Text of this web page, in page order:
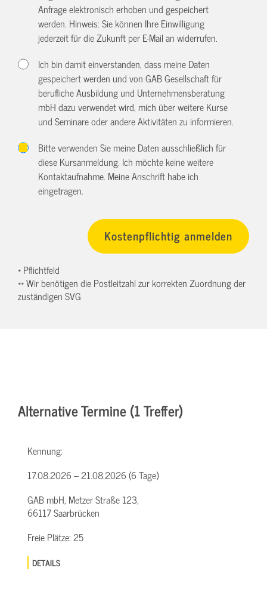
Anfrage elektronisch erhoben und gespeichert
werden. Hinweis: Sie können Ihre Einwilligung
jederzeit für die Zukunft per E-Mail anwiderrufen.
Ich bin damit einverstanden, dass meine Daten
gespeichert werden und von GAB Gesellschaft für
berufliche Ausbildung und Unternehmensberatung
mbH dazu verwendet wird, mich über weitere Kurse
und Seminare oder andere Aktivitäten zu informieren.
Bitte verwenden Sie meine Daten ausschließlich für
diese Kursanmeldung. Ich möchte keine weitere
Kontaktaufnahme. Meine Anschrift habe ich
eingetragen.
* Pflichtfeld
** Wir benötigen die Postleitzahl zur korrekten Zuordnung der
zuständigen SVG
Alternative Termine (1 Treffer)
Kennung:
17.08.2026 – 21.08.2026 (6 Tage)
GAB mbH, Metzer Straße 123,
66117 Saarbrücken
Freie Plätze:25
DETAILS